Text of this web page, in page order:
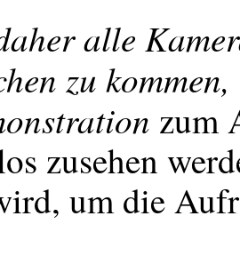
alle
zu
zum
zusehen
um die